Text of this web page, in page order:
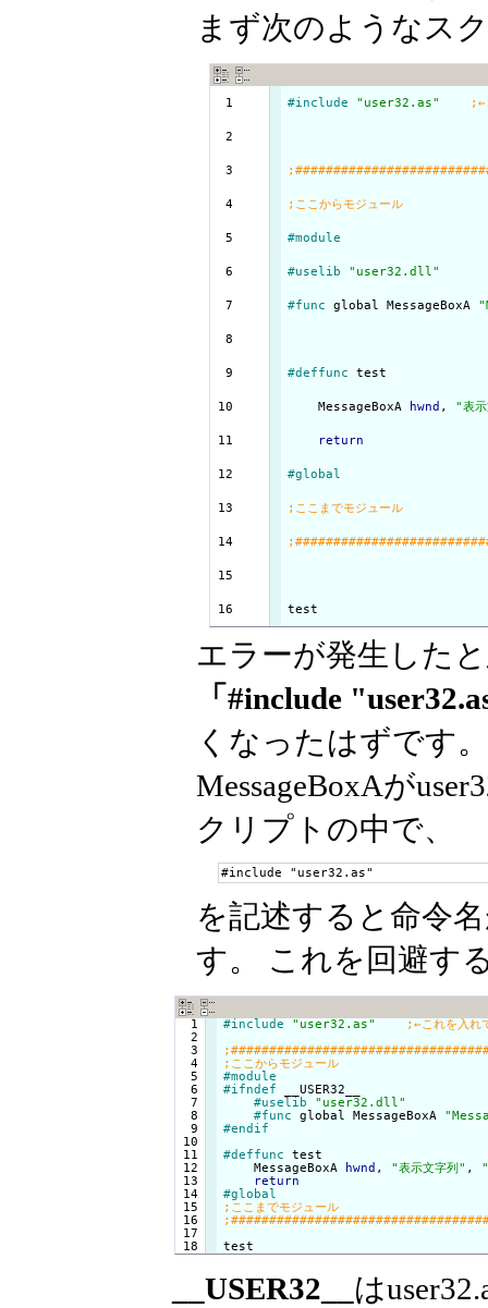
まず次のようなス
  1
  2
  3
  4
  5
  6
  7
  8
  9
10
11
12
13
14
15
#include "user32.as"
#module
#uselib "user32.dll"
#func global MessageBoxA
#deffunc test
    MessageBoxA
hwnd , "表
return
#global
test
エラーが発生した
「#include
くなったはずです。
MessageBoxAが
クリプトの中で、
#include "user32.as"
を記述すると命令
す。 これを回避す
  1
  2
  3
  4
  5
  6
  7
  8
  9
10
11
12
13
14
15
16
17
#include "user32.as"
#module
#ifndef
__USER32__
#uselib
"user32.dll"
#func
global MessageBoxA
#endif
#deffunc
test
    MessageBoxA
hwnd , "表示文字列" ,
return
#global
test
__USER32__ は